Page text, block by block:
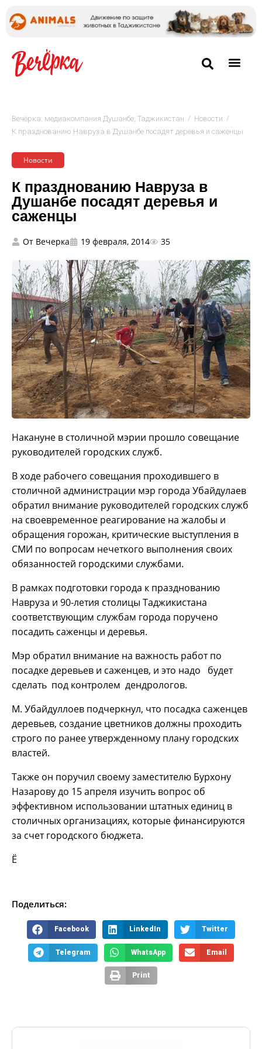
Вечёрка: медиакомпания Душанбе, Таджикистан / Новости /
К празднованию Навруза в Душанбе посадят деревья и саженцы
Новости
К празднованию Навруза в
Душанбе посадят деревья и
саженцы
От Вечерка 19 февраля, 2014 35
Накануне в столичной мэрии прошло совещание
руководителей городских служб.
В ходе рабочего совещания проходившего в
столичной администрации мэр города Убайдулаев
обратил внимание руководителей городских служб
на своевременное реагирование на жалобы и
обращения горожан, критические выступления в
СМИ по вопросам нечеткого выполнения своих
обязанностей городскими службами.
В рамках подготовки города к празднованию
Навруза и 90-летия столицы Таджикистана
соответствующим службам города поручено
посадить саженцы и деревья.
Мэр обратил внимание на важность работ по
посадке деревьев и саженцев, и это надо будет
сделать под контролем дендрологов.
М. Убайдуллоев подчеркнул, что посадка саженцев
деревьев, создание цветников должны проходить
строго по ранее утвержденному плану городских
властей.
Также он поручил своему заместителю Бурхону
Назарову до 15 апреля изучить вопрос об
эффективном использовании штатных единиц в
столичных организациях, которые финансируются
за счет городского бюджета.
Ё
Поделиться:
Facebook LinkedIn Twitter
Telegram WhatsApp Email
Print